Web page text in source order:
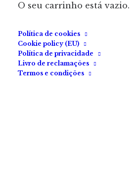
O seu carrinho está vazio.
Política de cookies
Cookie policy (EU)
Política de privacidade
Livro de reclamações
Termos e condições
Fábrica do Terror Uma